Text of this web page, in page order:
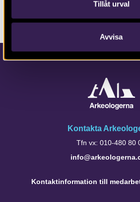
Tillåt urval
Avvisa
Kontakta
Tfn vx: 010-480 80
Kontaktinformation till